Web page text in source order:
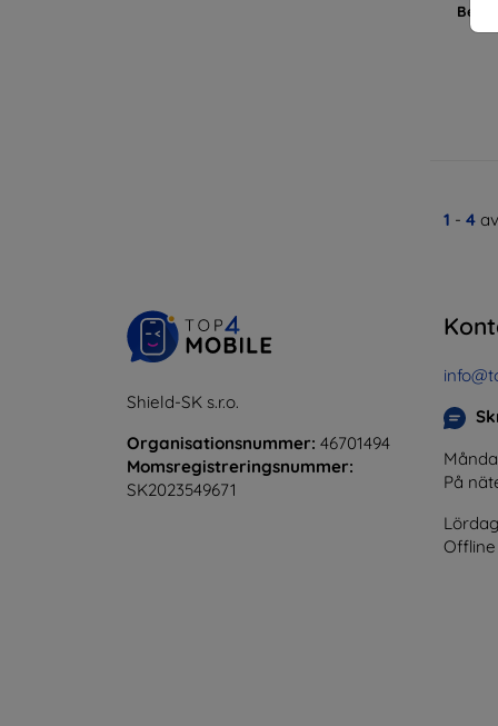
1 - 4
Shield-SK s.r.o.
Organisationsnummer: 46701494
Momsregistreringsnummer:
SK2023549671
På
Offline